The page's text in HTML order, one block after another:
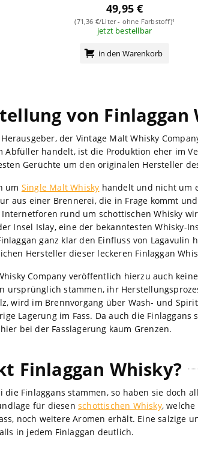
49,95 €
(71,36 €/Liter - ohne Farbstoff)¹
jetzt bestellbar
in den Warenkorb
von Finlaggan
der Vintage Malt Whisky
Abfüller handelt, ist die Produktion eher im
Gerüchte um den originalen Hersteller
um Single Malt Whisky handelt und nicht um
aus einer Brennerei, die in Frage kommt
rund um schottischen Whisky
Insel Islay, eine der bekanntesten Whisky-
ganz klar den Einfluss von Lagavulin
Hersteller dieser leckeren Finlaggan
Company veröffentlich hierzu auch
ursprünglich stammen, ihr
wird im Brennvorgang über Wash- und
Lagerung im Fass. Da auch die Finlaggans
bei der Fasslagerung kaum Grenzen.
Finlaggan Whisky?
Finlaggans stammen, so haben sie doch
für diesenschottischen Whisky,
noch weitere Aromen erhält. Eine salzige
in jedem Finlaggan deutlich.